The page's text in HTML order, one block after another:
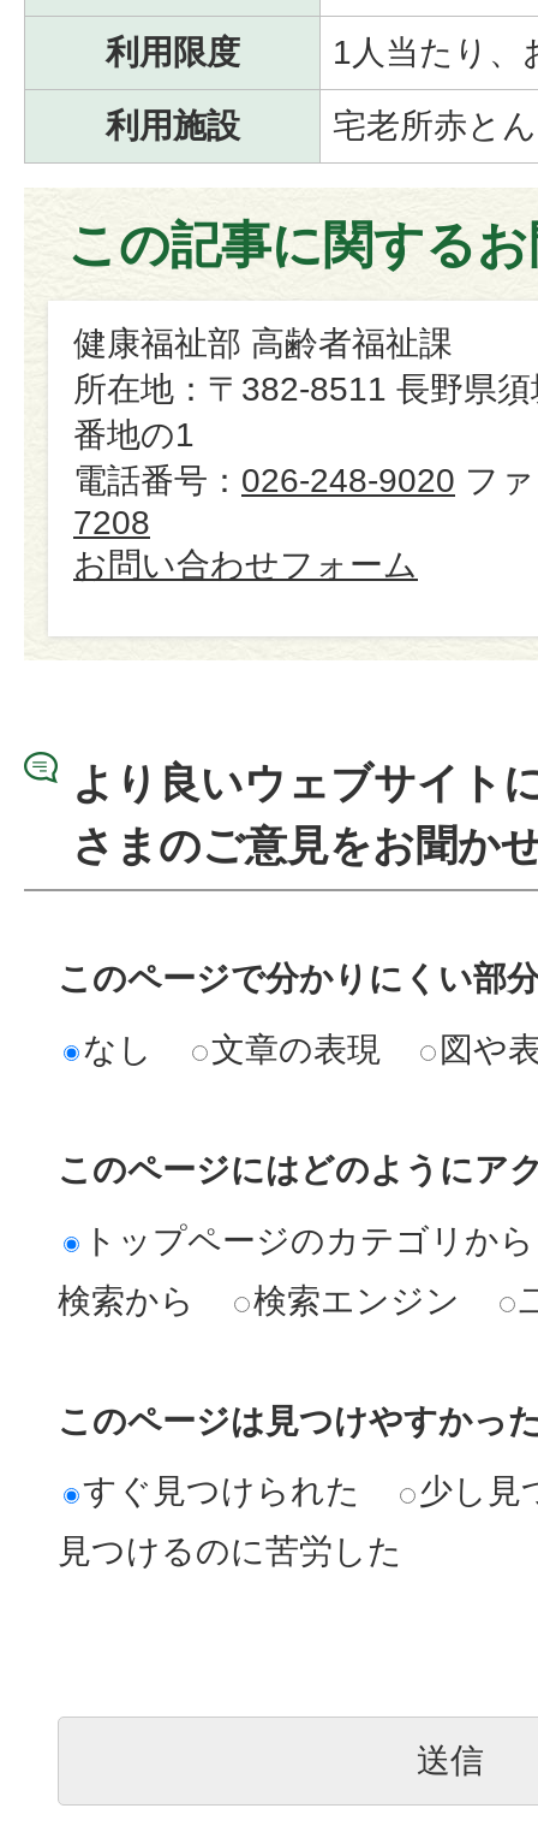
利用限度
1人当たり、
利用施設
宅老所赤と
この記事に関する
健康福祉部 高齢者福祉課
所在地：〒382-8511 長野県
番地の1
電話番号： 026-248-9020 フ
7208
お問い合わせフォーム
より良いウェブサイト
さまのご意見をお聞か
このページで分かりにくい部
なし
文章の表現 図や
このページにはどのようにア
トップページのカテゴリから
検索から
検索エンジン
このページは見つけやすかっ
すぐ見つけられた
少し見
見つけるのに苦労した